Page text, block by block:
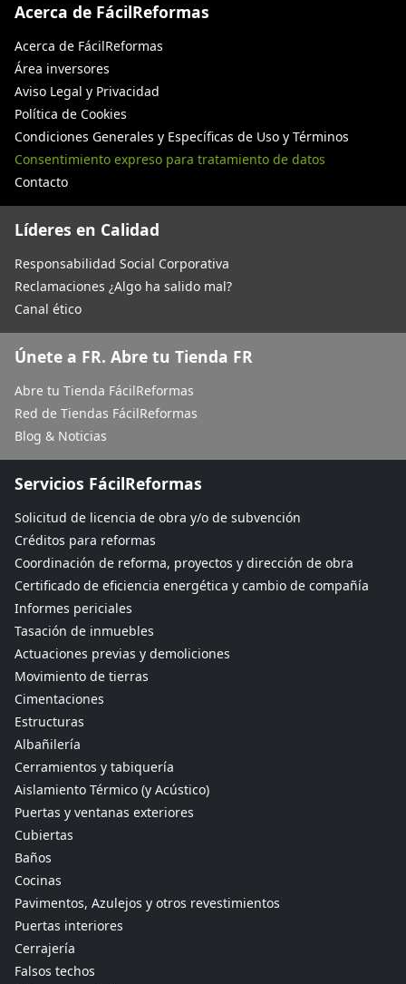
Acerca de FácilReformas
Acerca de FácilReformas
Área inversores
Aviso Legal y Privacidad
Política de Cookies
Condiciones Generales y Específicas de Uso y Términos
Consentimiento expreso para tratamiento de datos
Contacto
Líderes en Calidad
Responsabilidad Social Corporativa
Reclamaciones ¿Algo ha salido mal?
Canal ético
Únete a FR. Abre tu Tienda FR
Abre tu Tienda FácilReformas
Red de Tiendas FácilReformas
Blog & Noticias
Servicios FácilReformas
Solicitud de licencia de obra y/o de subvención
Créditos para reformas
Coordinación de reforma, proyectos y dirección de obra
Certificado de eficiencia energética y cambio de compañía
Informes periciales
Tasación de inmuebles
Actuaciones previas y demoliciones
Movimiento de tierras
Cimentaciones
Estructuras
Albañilería
Cerramientos y tabiquería
Aislamiento Térmico (y Acústico)
Puertas y ventanas exteriores
Cubiertas
Baños
Cocinas
Pavimentos, Azulejos y otros revestimientos
Puertas interiores
Cerrajería
Falsos techos